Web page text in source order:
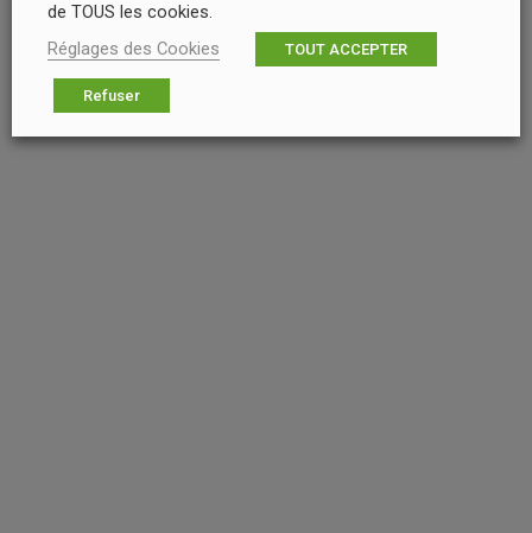
de TOUS les cookies.
Réglages des Cookies
TOUT ACCEPTER
Refuser